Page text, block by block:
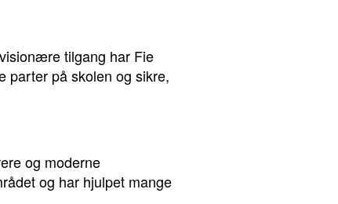
tilgang har Fie
parter på skolen og sikre,
og moderne
og har hjulpet mange